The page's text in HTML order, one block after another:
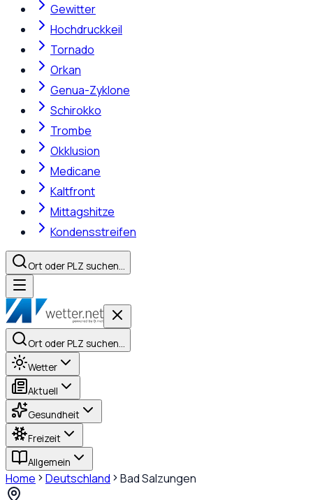
Gewitter
Hochdruckkeil
Tornado
Orkan
Genua-Zyklone
Schirokko
Trombe
Okklusion
Medicane
Kaltfront
Mittagshitze
Kondensstreifen
Ort oder PLZ suchen…
Ort oder PLZ suchen…
Wetter
Aktuell
Gesundheit
Freizeit
Allgemein
Home Deutschland Bad Salzungen